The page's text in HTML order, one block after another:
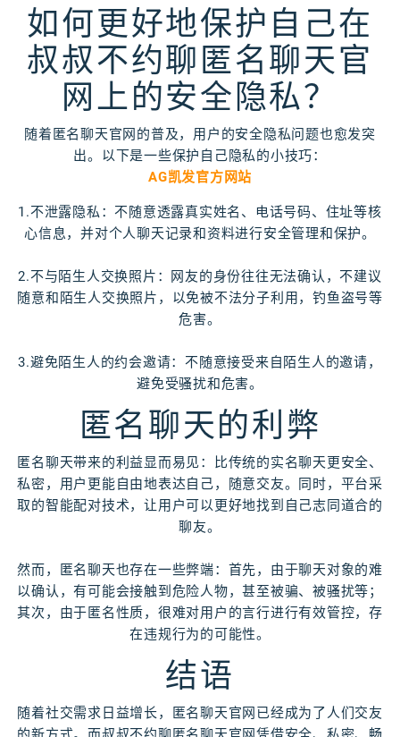
如何更好地保护自己在
叔叔不约聊匿名聊天官
网上的安全隐私？
随着匿名聊天官网的普及，用户的安全隐私问题也愈发突
出。以下是一些保护自己隐私的小技巧：
AG凯发官方网站
1.不泄露隐私：不随意透露真实姓名、电话号码、住址等核
心信息，并对个人聊天记录和资料进行安全管理和保护。
2.不与陌生人交换照片：网友的身份往往无法确认，不建议
随意和陌生人交换照片，以免被不法分子利用，钓鱼盗号等
危害。
3.避免陌生人的约会邀请：不随意接受来自陌生人的邀请，
避免受骚扰和危害。
匿名聊天的利弊
匿名聊天带来的利益显而易见：比传统的实名聊天更安全、
私密，用户更能自由地表达自己，随意交友。同时，平台采
取的智能配对技术，让用户可以更好地找到自己志同道合的
聊友。
然而，匿名聊天也存在一些弊端：首先，由于聊天对象的难
以确认，有可能会接触到危险人物，甚至被骗、被骚扰等；
其次，由于匿名性质，很难对用户的言行进行有效管控，存
在违规行为的可能性。
结语
随着社交需求日益增长，匿名聊天官网已经成为了人们交友